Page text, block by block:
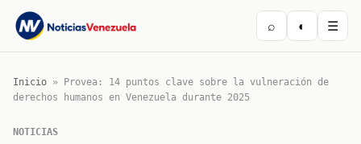
⌕ ◐ ☰
Inicio »
Provea: 14 puntos clave sobre la vulneración de
derechos humanos en Venezuela durante 2025
NOTICIAS